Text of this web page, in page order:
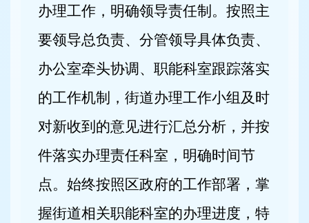
办理工作，明确领导责任制。按照主
要领导总负责、分管领导具体负责、
办公室牵头协调、职能科室跟踪落实
的工作机制，街道办理工作小组及时
对新收到的意见进行汇总分析，并按
件落实办理责任科室，明确时间节
点。始终按照区政府的工作部署，掌
握街道相关职能科室的办理进度，特